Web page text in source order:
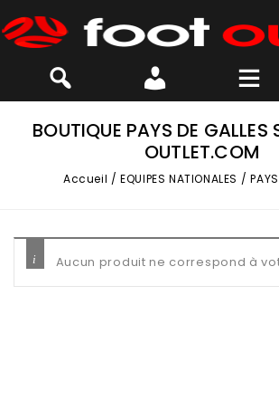
BOUTIQUE PAYS DE GALLES
OUTLET.COM
Accueil /EQUIPES NATIONALES /
Aucun produit ne correspond à